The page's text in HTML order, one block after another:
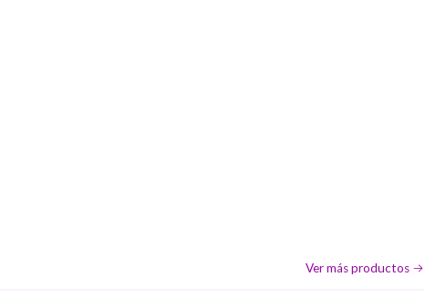
Ver más productos